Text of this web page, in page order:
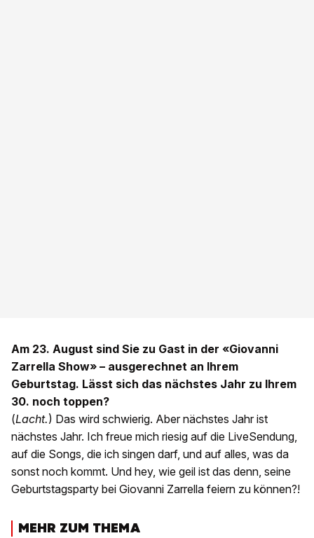
Am 23. August sind Sie zu Gast in der «Giovanni
Zarrella Show» – ausgerechnet an Ihrem
Geburtstag. Lässt sich das nächstes Jahr zu Ihrem
30. noch toppen?
(Lacht.) Das wird schwierig. Aber nächstes Jahr ist
nächstes Jahr. Ich freue mich riesig auf die LiveSendung,
auf die Songs, die ich singen darf, und auf alles, was da
sonst noch kommt. Und hey, wie geil ist das denn, seine
Geburtstagsparty bei Giovanni Zarrella feiern zu können?!
MEHR ZUM THEMA